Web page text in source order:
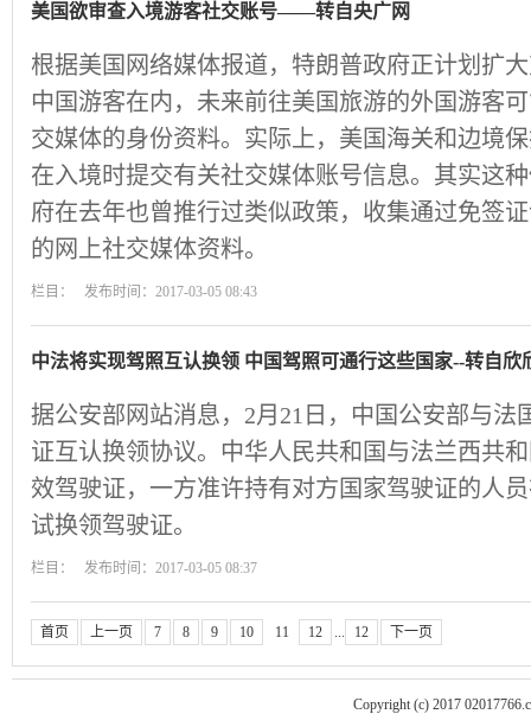
美国欲审查入境游客社交账号——转自央广网
根据美国网络媒体报道，特朗普政府正计划扩
中国游客在内，未来前往美国旅游的外国游客
交媒体的身份资料。实际上，美国海关和边境
在入境时提交有关社交媒体账号信息。其实这
府在去年也曾推行过类似政策，收集通过免签
的网上社交媒体资料。
栏目： 发布时间：2017-03-05 08:43
中法将实现驾照互认换领 中国驾照可通行这些国家--转自欣
据公安部网站消息，2月21日，中国公安部与法
证互认换领协议。中华人民共和国与法兰西共
效驾驶证，一方准许持有对方国家驾驶证的人
试换领驾驶证。
栏目： 发布时间：2017-03-05 08:37
首页 上一页 7 8 9 10 11 12 ... 12 下一页
Copyright (c) 2017